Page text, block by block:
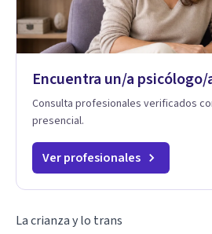
Encuentra un/a psicólogo/
Consulta profesionales verificados
presencial.
Ver profesionales
La crianza y lo trans